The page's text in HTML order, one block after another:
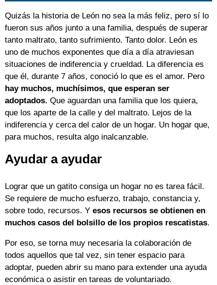
Quizás la historia de León no sea la más feliz, pero sí lo
fueron sus años junto a una familia, después de superar
tanto maltrato, tanto sufrimiento. Tanto dolor. León es
uno de muchos exponentes que día a día atraviesan
situaciones de indiferencia y crueldad. La diferencia es
que él, durante 7 años, conoció lo que es el amor. Pero
hay muchos, muchísimos, que esperan ser
adoptados. Que aguardan una familia que los quiera,
que los aparte de la calle y del maltrato. Lejos de la
indiferencia y cerca del calor de un hogar. Un hogar que,
para muchos, resulta algo inalcanzable.
Ayudar a ayudar
Lograr que un gatito consiga un hogar no es tarea fácil.
Se requiere de mucho esfuerzo, trabajo, constancia y,
sobre todo, recursos. Y esos recursos se obtienen en
muchos casos del bolsillo de los propios rescatistas.
Por eso, se torna muy necesaria la colaboración de
todos aquellos que tal vez, sin tener espacio para
adoptar, pueden abrir su mano para extender una ayuda
económica o asistir en tareas de voluntariado.